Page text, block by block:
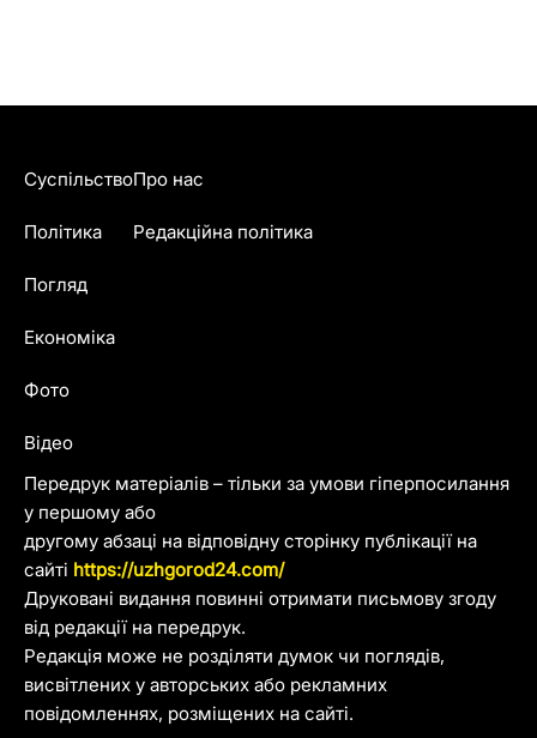
Передрук матеріалів – тільки за умови гіперпосилання
у першому або
другому абзаці на відповідну сторінку публікації на
сайті https://uzhgorod24.com/
Друковані видання повинні отримати письмову згоду
від редакції на передрук.
Редакція може не розділяти думок чи поглядів,
висвітлених у авторських або рекламних
повідомленнях, розміщених на сайті.
Суспільство
Політика
Погляд
Економіка
Фото
Відео
Про нас
Редакційна політика